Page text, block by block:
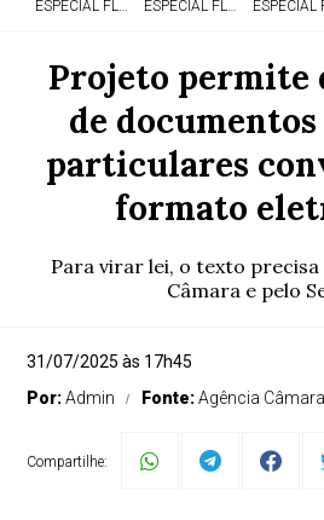
ESPECIAL FLÓRIDAESPECIAL FLÓRIDAESPECIAL
Projeto permite
de
particulares
formato
Para virar lei, o texto
Câmara e pelo
31/07/2025 às 17h45
Por:Admin Fonte:Agência Câmara
Compartilhe: